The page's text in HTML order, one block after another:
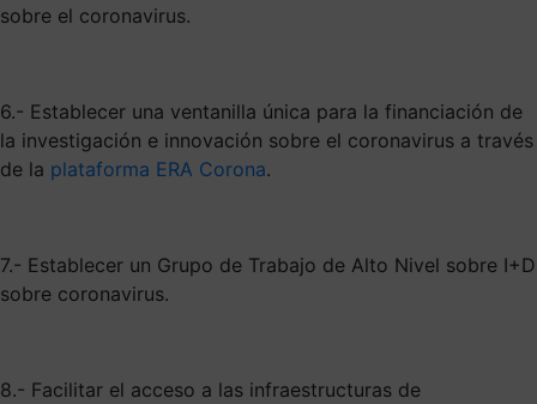
sobre el coronavirus.
6.- Establecer una ventanilla única para la financiación de
la investigación e innovación sobre el coronavirus a través
de la plataforma ERA Corona.
7.- Establecer un Grupo de Trabajo de Alto Nivel sobre I+D
sobre coronavirus.
8.- Facilitar el acceso a las infraestructuras de